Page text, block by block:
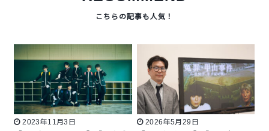
2023年11月3日
2026年5月29日